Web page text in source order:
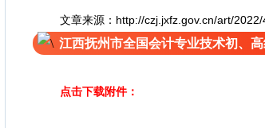
文章来源：http://czj.jxfz.gov.cn/art/2022/
江西抚州市全国会计专业技术初、
点击下载附件：